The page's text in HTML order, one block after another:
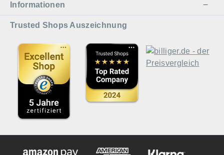
Informationen
Trusted Shops Auszeichnung